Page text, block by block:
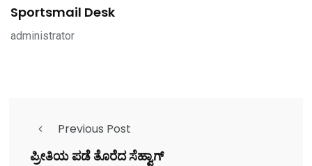
Sportsmail Desk
administrator
Previous Post
ಪ್ರೀತಿಯ ಪಡೆ ತೊರೆದ ಸೆಹ್ವಾಗ್